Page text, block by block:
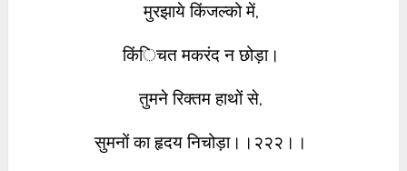
मुरझाये किंजल्को में,
किंिचत मकरंद न छोड़ा।
तुमने रिक्तम हाथों से,
सुमनों का हृदय निचोड़ा।।२२२।।